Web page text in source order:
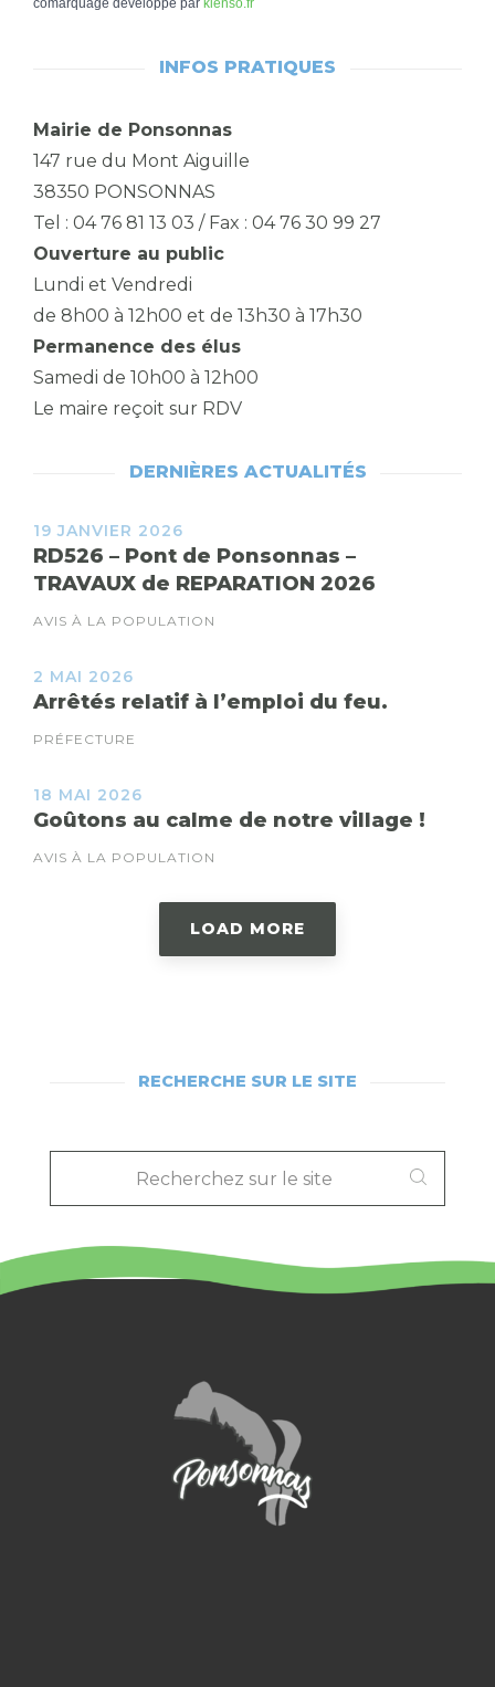
INFOS PRATIQUES
Mairie de Ponsonnas
147 rue du Mont Aiguille
38350 PONSONNAS
Tel : 04 76 81 13 03 / Fax : 04 76 30 99 27
Ouverture au public
Lundi et Vendredi
de 8h00 à 12h00 et de 13h30 à 17h30
Permanence des élus
Samedi de 10h00 à 12h00
Le maire reçoit sur RDV
DERNIÈRES ACTUALITÉS
19 JANVIER 2026
RD526 – Pont de Ponsonnas –
TRAVAUX de REPARATION 2026
AVIS À LA POPULATION
2 MAI 2026
Arrêtés relatif à l’emploi du feu.
PRÉFECTURE
18 MAI 2026
Goûtons au calme de notre village !
AVIS À LA POPULATION
LOAD MORE
RECHERCHE SUR LE SITE
RECHERCHEZ
LE
SITE